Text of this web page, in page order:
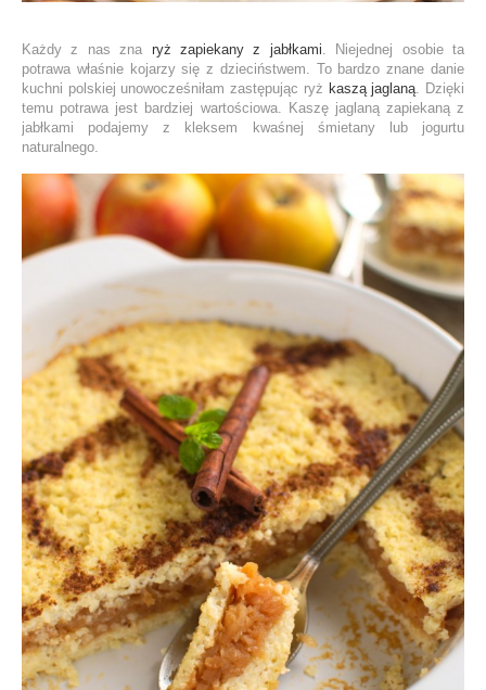
Każdy z nas zna ryż zapiekany z jabłkami. Niejednej osobie ta
potrawa właśnie kojarzy się z dzieciństwem. To bardzo znane danie
kuchni polskiej unowocześniłam zastępując ryż kaszą jaglaną. Dzięki
temu potrawa jest bardziej wartościowa. Kaszę jaglaną zapiekaną z
jabłkami podajemy z kleksem kwaśnej śmietany lub jogurtu
naturalnego.